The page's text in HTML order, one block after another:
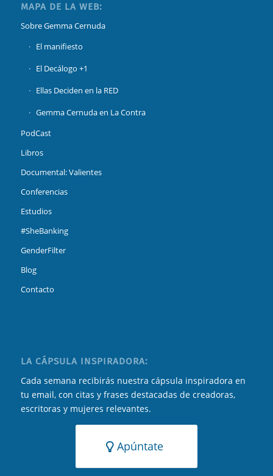
MAPA DE LA WEB:
Sobre Gemma Cernuda
El manifiesto
El Decálogo +1
Ellas Deciden en la RED
Gemma Cernuda en La Contra
PodCast
Libros
Documental: Valientes
Conferencias
Estudios
#SheBanking
GenderFilter
Blog
Contacto
LA CÁPSULA INSPIRADORA:
Cada semana recibirás nuestra cápsula inspiradora en
tu email, con citas y frases destacadas de creadoras,
escritoras y mujeres relevantes.
Apúntate